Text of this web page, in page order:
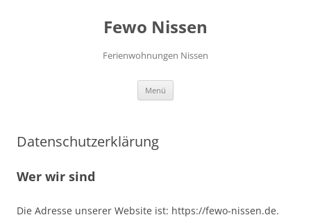
Fewo Nissen
Ferienwohnungen Nissen
Menü
Datenschutzerklärung
Wer wir sind
Die Adresse unserer Website ist: https://fewo-nissen.de.